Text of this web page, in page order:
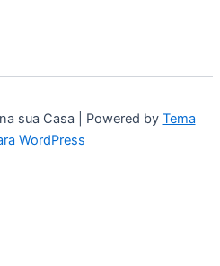
sua Casa | Powered by Tema
WordPress